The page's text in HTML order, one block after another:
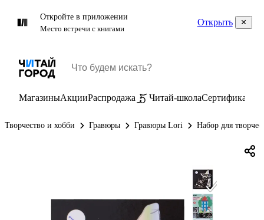
Откройте в приложении
Место встречи с книгами
Открыть
МагазиныАкцииРаспродажа Читай-школаСертификаты
Творчество и хобби Гравюры Гравюры Lori Набор для